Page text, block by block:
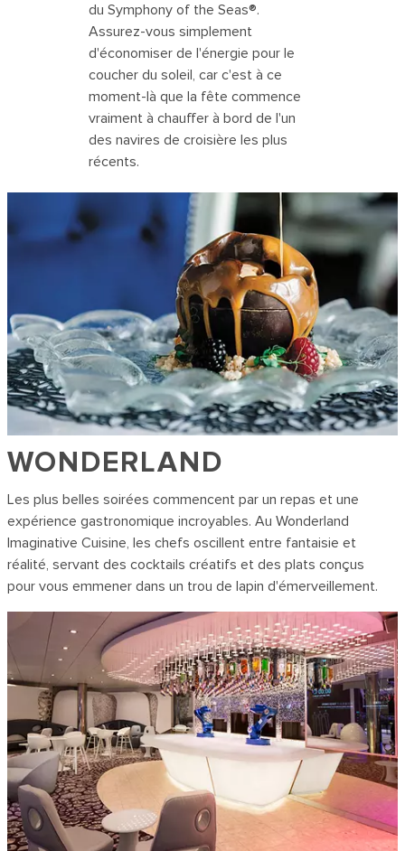
du Symphony of the Seas®.
Assurez-vous simplement
d'économiser de l'énergie pour le
coucher du soleil, car c'est à ce
moment-là que la fête commence
vraiment à chauffer à bord de l'un
des navires de croisière les plus
récents.
WONDERLAND
Les plus belles soirées commencent par un repas et une
expérience gastronomique incroyables. Au Wonderland
Imaginative Cuisine, les chefs oscillent entre fantaisie et
réalité, servant des cocktails créatifs et des plats conçus
pour vous emmener dans un trou de lapin d'émerveillement.